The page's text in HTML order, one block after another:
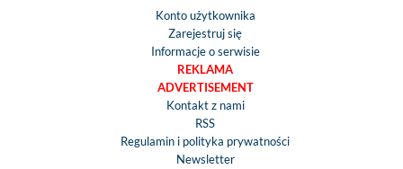
Konto użytkownika
Zarejestruj się
Informacje o serwisie
REKLAMA
ADVERTISEMENT
Kontakt z nami
RSS
Regulamin i polityka prywatności
Newsletter